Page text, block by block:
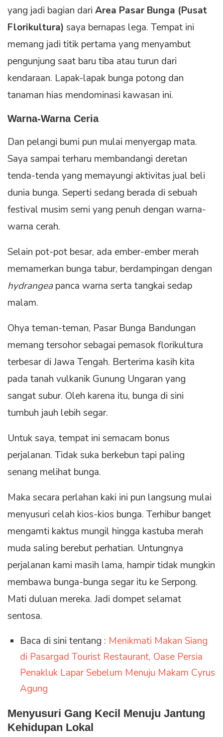
yang jadi bagian dari Area Pasar Bunga (Pusat
Florikultura) saya bernapas lega. Tempat ini
memang jadi titik pertama yang menyambut
pengunjung saat baru tiba atau turun dari
kendaraan. Lapak-lapak bunga potong dan
tanaman hias mendominasi kawasan ini.
Warna-Warna Ceria
Dan pelangi bumi pun mulai menyergap mata.
Saya sampai terharu membandangi deretan
tenda-tenda yang memayungi aktivitas jual beli
dunia bunga. Seperti sedang berada di sebuah
festival musim semi yang penuh dengan warna-
warna cerah.
Selain pot-pot besar, ada ember-ember merah
memamerkan bunga tabur, berdampingan dengan
hydrangeapanca warna serta tangkai sedap
malam.
Ohya teman-teman, Pasar Bunga Bandungan
memang tersohor sebagai pemasok florikultura
terbesar di Jawa Tengah. Berterima kasih kita
pada tanah vulkanik Gunung Ungaran yang
sangat subur. Oleh karena itu, bunga di sini
tumbuh jauh lebih segar.
Untuk saya, tempat ini semacam bonus
perjalanan. Tidak suka berkebun tapi paling
senang melihat bunga.
Maka secara perlahan kaki ini pun langsung mulai
menyusuri celah kios-kios bunga. Terhibur banget
mengamti kaktus mungil hingga kastuba merah
muda saling berebut perhatian. Untungnya
perjalanan kami masih lama, hampir tidak mungkin
membawa bunga-bunga segar itu ke Serpong.
Mati duluan mereka. Jadi dompet selamat
sentosa.
Baca di sini tentang : Menikmati Makan Siang
di Pasargad Tourist Restaurant, Oase Persia
Penakluk Lapar Sebelum Menuju Makam Cyrus
Agung
Menyusuri Gang Kecil Menuju Jantung
Kehidupan Lokal